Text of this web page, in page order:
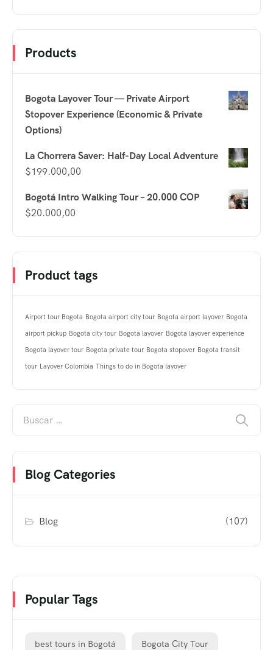
Products
Bogota Layover Tour — Private Airport
Stopover Experience (Economic & Private
Options)
La Chorrera Saver: Half-Day Local Adventure
$199.000,00
Bogotá Intro Walking Tour – 20.000 COP
$20.000,00
Product tags
Airport tour Bogota Bogota airport city tour Bogota airport layover Bogota
airport pickup Bogota city tour Bogota layover Bogota layover experience
Bogota layover tour Bogota private tour Bogota stopover Bogota transit
tour Layover Colombia Things to do in Bogota layover
Blog Categories
Blog (107)
Popular Tags
best tours in Bogotá Bogota City Tour